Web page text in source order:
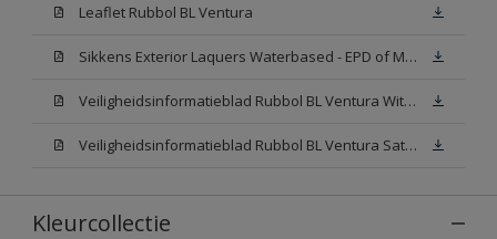
Leaflet Rubbol BL Ventura
Sikkens Exterior Laquers Waterbased - EPD of Milieuproductverklaring
Veiligheidsinformatieblad Rubbol BL Ventura Wit W05(MSDS)
Veiligheidsinformatieblad Rubbol BL Ventura Satin N00 (MSDS)
Kleurcollectie